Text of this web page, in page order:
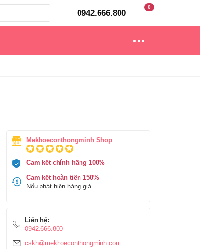
0942.666.800
0
Mekhoeconthongminh Shop
Cam kết chính hãng 100%
Cam kết hoàn tiền 150%
Nếu phát hiện hàng giả
Liên hệ:
0942.666.800
cskh@mekhoeconthongminh.com